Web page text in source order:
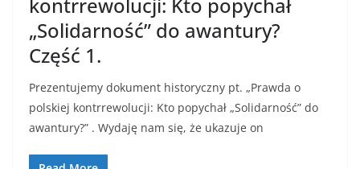
„Solidarność” do awantury?
Część 1.
Prezentujemy dokument historyczny pt. „Prawda o
polskiej kontrrewolucji: Kto popychał „Solidarność” do
awantury?” . Wydaję nam się, że ukazuje on